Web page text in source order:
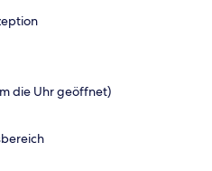
die Uhr geöffnet)